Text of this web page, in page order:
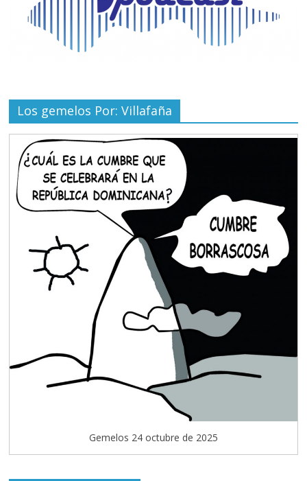
Los gemelos Por: Villafaña
Gemelos 24 octubre de 2025